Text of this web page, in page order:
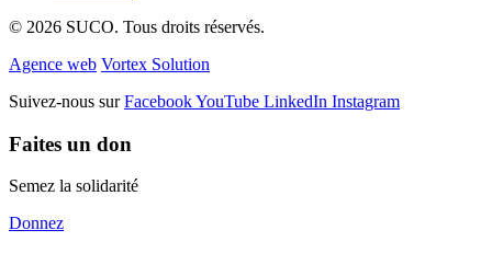
© 2026 SUCO. Tous droits réservés.
Agence web Vortex Solution
Suivez-nous sur FacebookYouTube LinkedIn Instagram
Faites un don
Semez la solidarité
Donnez